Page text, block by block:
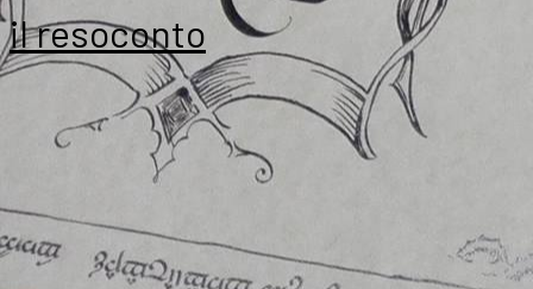
il
resoconto
–
parte
il resoconto